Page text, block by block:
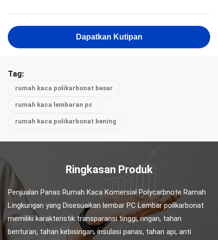
Dapatkan Kutipan
Tag:
rumah kaca polikarbonat besar
rumah kaca lembaran pc
rumah kaca polikarbonat bening
Ringkasan Produk
Penjualan Panas Rumah Kaca Komersial Polycarbnote Ramah
Lingkungan yang Disesuaikan lembar PC Lembar polikarbonat
memiliki karakteristik transparansi tinggi, ringan, tahan
benturan, tahan kebisingan, insulasi panas, tahan api, anti